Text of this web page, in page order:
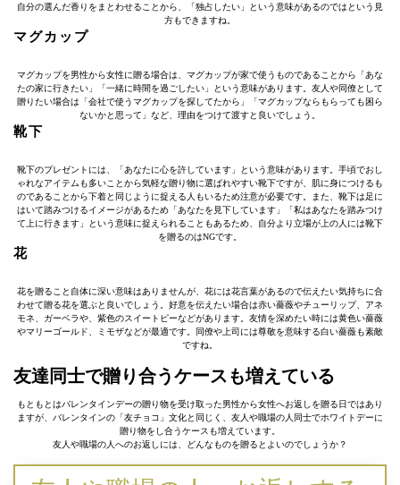
自分の選んだ香りをまとわせることから、「独占したい」という意味があるのではという見
方もできますね。
マグカップ
マグカップを男性から女性に贈る場合は、マグカップが家で使うものであることから「あな
たの家に行きたい」「一緒に時間を過ごしたい」という意味があります。友人や同僚として
贈りたい場合は「会社で使うマグカップを探してたから」「マグカップならもらっても困ら
ないかと思って」など、理由をつけて渡すと良いでしょう。
靴下
靴下のプレゼントには、「あなたに心を許しています」という意味があります。手頃でおし
ゃれなアイテムも多いことから気軽な贈り物に選ばれやすい靴下ですが、肌に身につけるも
のであることから下着と同じように捉える人もいるため注意が必要です。また、靴下は足に
はいて踏みつけるイメージがあるため「あなたを見下しています」「私はあなたを踏みつけ
て上に行きます」という意味に捉えられることもあるため、自分より立場が上の人には靴下
を贈るのはNGです。
花
花を贈ること自体に深い意味はありませんが、花には花言葉があるので伝えたい気持ちに合
わせて贈る花を選ぶと良いでしょう。好意を伝えたい場合は赤い薔薇やチューリップ、アネ
モネ、ガーベラや、紫色のスイートピーなどがあります。友情を深めたい時には黄色い薔薇
やマリーゴールド、ミモザなどが最適です。同僚や上司には尊敬を意味する白い薔薇も素敵
ですね。
友達同士で贈り合うケースも増えている
もともとはバレンタインデーの贈り物を受け取った男性から女性へお返しを贈る日ではあり
ますが、バレンタインの「友チョコ」文化と同じく、友人や職場の人同士でホワイトデーに
贈り物をし合うケースも増えています。
友人や職場の人へのお返しには、どんなものを贈るとよいのでしょうか？